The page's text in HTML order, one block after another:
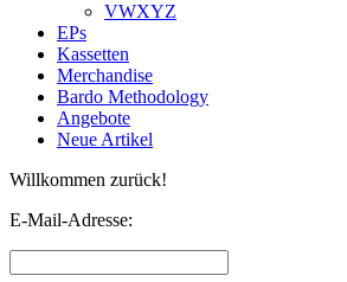
VWXYZ
EPs
Kassetten
Merchandise
Bardo Methodology
Angebote
Neue Artikel
Willkommen zurück!
E-Mail-Adresse: